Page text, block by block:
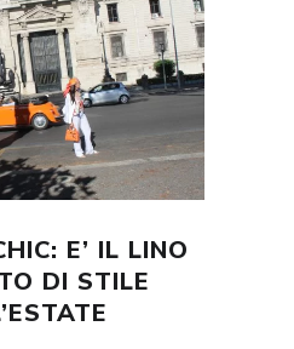
E’ IL LINO
DI STILE